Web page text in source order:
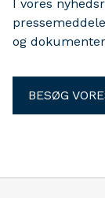
tallerkenen.
I vores
og
BESØG